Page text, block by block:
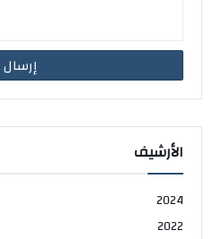
الأرشيف
2024
2022